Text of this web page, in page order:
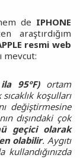
de IPHONE
araştırdığım
resmi web
mevcut:
95ºF)ortam
koşulları
değiştirmesine
dışındaki çok
geçici olarak
olabilir. Aygıtı
kullandığınızda